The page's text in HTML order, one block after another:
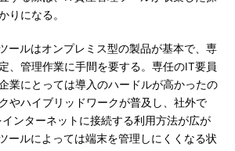
りになる。
ールはオンプレミス型の製品が基本で、専
、管理作業に手間を要する。専任のIT要員
業にとっては導入のハードルが高かったの
やハイブリッドワークが普及し、社外で
ンターネットに接続する利用方法が広が
ールによっては端末を管理しにくくなる状